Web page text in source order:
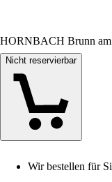
HORNBACH Brunn am
Nicht reservierbar
Wir bestellen für